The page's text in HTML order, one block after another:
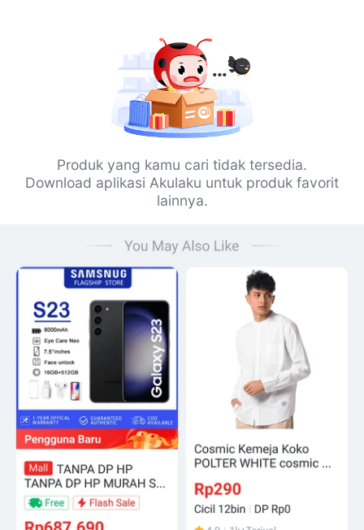
Produk yang kamu cari tidak tersedia.
Download aplikasi Akulaku untuk produk favorit
lainnya.